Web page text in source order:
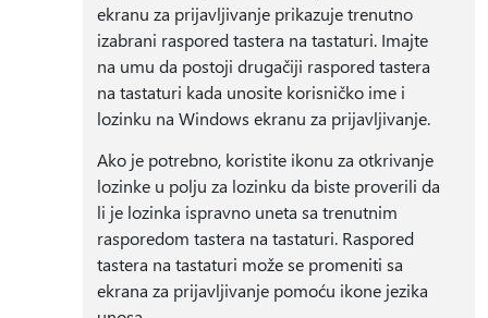
ekranu za prijavljivanje prikazuje trenutno
izabrani raspored tastera na tastaturi. Imajte
na umu da postoji drugačiji raspored tastera
na tastaturi kada unosite korisničko ime i
lozinku na Windows ekranu za prijavljivanje.
Ako je potrebno, koristite ikonu za otkrivanje
lozinke u polju za lozinku da biste proverili da
li je lozinka ispravno uneta sa trenutnim
rasporedom tastera na tastaturi. Raspored
tastera na tastaturi može se promeniti sa
ekrana za prijavljivanje pomoću ikone jezika